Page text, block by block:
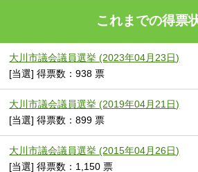
これまでの得票
大川市議会議員選挙 (2023年04月23日)
[当選] 得票数：938 票
大川市議会議員選挙 (2019年04月21日)
[当選] 得票数：899 票
大川市議会議員選挙 (2015年04月26日)
[当選] 得票数：1,150 票